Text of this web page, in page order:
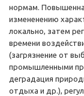
нормам.
измененению
локально, затем
времени
(загрязнение от
промышленными
деградация
отдыха и др.),